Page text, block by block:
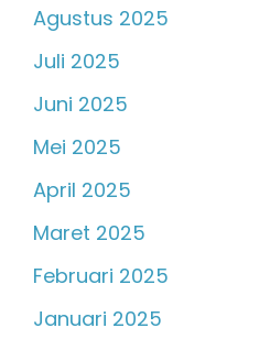
Agustus 2025
Juli 2025
Juni 2025
Mei 2025
April 2025
Maret 2025
Februari 2025
Januari 2025